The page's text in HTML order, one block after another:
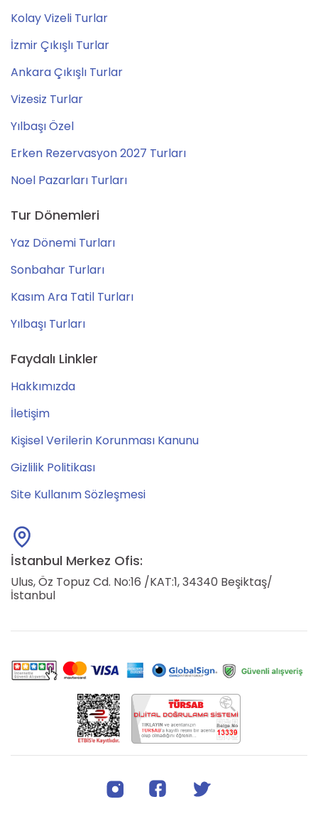
Kolay Vizeli Turlar
İzmir Çıkışlı Turlar
Ankara Çıkışlı Turlar
Vizesiz Turlar
Yılbaşı Özel
Erken Rezervasyon 2027 Turları
Noel Pazarları Turları
Tur Dönemleri
Yaz Dönemi Turları
Sonbahar Turları
Kasım Ara Tatil Turları
Yılbaşı Turları
Faydalı Linkler
Hakkımızda
İletişim
Kişisel Verilerin Korunması Kanunu
Gizlilik Politikası
Site Kullanım Sözleşmesi
İstanbul Merkez Ofis:
Ulus, Öz Topuz Cd. No:16 /KAT:1, 34340 Beşiktaş/
İstanbul